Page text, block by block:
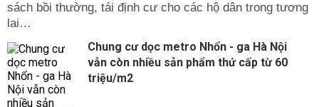
sách bồi thường, tái định cư cho các hộ dân trong tương
lai…
Chung cư dọc metro Nhổn - ga Hà Nội
vẫn còn nhiều sản phẩm thứ cấp từ 60
triệu/m2